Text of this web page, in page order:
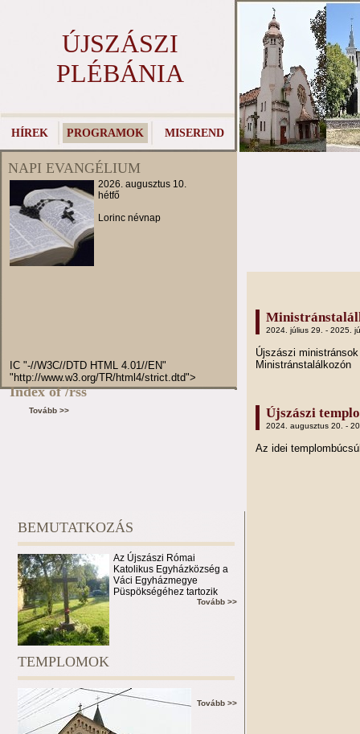
ÚJSZÁSZI
PLÉBÁNIA
HÍREK PROGRAMOK MISEREND
NAPI EVANGÉLIUM
2026. augusztus 10.
hétfő
Lorinc névnap
IC "-//W3C//DTD HTML 4.01//EN"
"http://www.w3.org/TR/html4/strict.dtd">
Index of /rss
Tovább >>
2024. július 29. - 2025.
Újszászi
Ministránstalálkozón
Újszászi
2024. augusztus 20. -
Az idei
BEMUTATKOZÁS
Az Újszászi Római
Katolikus Egyházközség a
Váci Egyházmegye
Püspökségéhez tartozik
Tovább >>
TEMPLOMOK
Tovább >>